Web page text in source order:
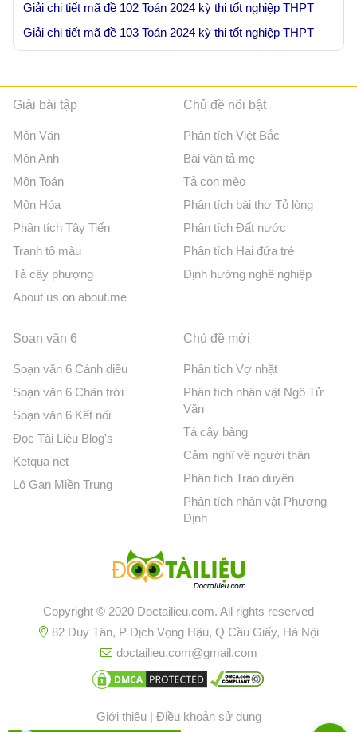
Giải chi tiết mã đề 102 Toán 2024 kỳ thi tốt nghiệp THPT
Giải chi tiết mã đề 103 Toán 2024 kỳ thi tốt nghiệp THPT
Giải bài tập
Môn Văn
Môn Anh
Môn Toán
Môn Hóa
Phân tích Tây Tiến
Tranh tô màu
Tả cây phượng
About us on about.me
Chủ đề nổi bật
Phân tích Việt Bắc
Bài văn tả mẹ
Tả con mèo
Phân tích bài thơ Tỏ lòng
Phân tích Đất nước
Phân tích Hai đứa trẻ
Định hướng nghề nghiệp
Soạn văn 6
Soạn văn 6 Cánh diều
Soạn văn 6 Chân trời
Soạn văn 6 Kết nối
Đọc Tài Liệu Blog's
Ketqua net
Lô Gan Miền Trung
Chủ đề mới
Phân tích Vợ nhặt
Phân tích nhân vật Ngô Tử
Văn
Tả cây bàng
Cảm nghĩ về người thân
Phân tích Trao duyên
Phân tích nhân vật Phương
Định
Copyright © 2020 Doctailieu.com. All rights reserved
82 Duy Tân, P Dịch Vọng Hậu, Q Cầu Giấy, Hà Nội
doctailieu.com@gmail.com
Giới thiệu| Điều khoản sử dụng